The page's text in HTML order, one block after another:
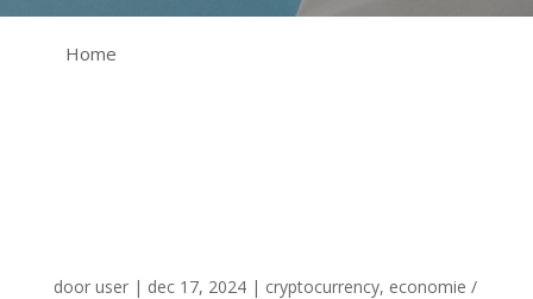
Home
door user| dec 17, 2024| cryptocurrency, economie /